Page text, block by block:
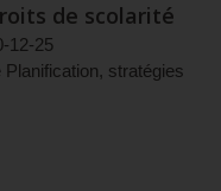
de scolarité
12-25
stratégies